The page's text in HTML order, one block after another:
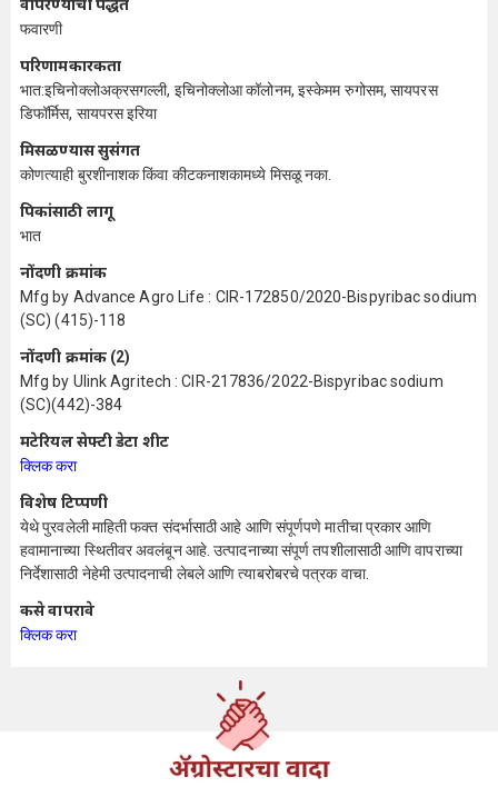
वापरण्याची पद्धत
फवारणी
परिणामकारकता
भात:इचिनोक्लोअक्रसगल्ली, इचिनोक्लोआ कॉलोनम, इस्केमम रुगोसम, सायपरस
डिफॉर्मिस, सायपरस इरिया
मिसळण्यास सुसंगत
कोणत्याही बुरशीनाशक किंवा कीटकनाशकामध्ये मिसळू नका.
पिकांसाठी लागू
भात
नोंदणी क्रमांक
Mfg by Advance Agro Life : CIR-172850/2020-Bispyribac sodium
(SC) (415)-118
नोंदणी क्रमांक (2)
Mfg by Ulink Agritech : CIR-217836/2022-Bispyribac sodium
(SC)(442)-384
मटेरियल सेफ्टी डेटा शीट
क्लिक करा
विशेष टिप्पणी
येथे पुरवलेली माहिती फक्त संदर्भासाठी आहे आणि संपूर्णपणे मातीचा प्रकार आणि
हवामानाच्या स्थितीवर अवलंबून आहे. उत्पादनाच्या संपूर्ण तपशीलासाठी आणि वापराच्या
निर्देशासाठी नेहेमी उत्पादनाची लेबले आणि त्याबरोबरचे पत्रक वाचा.
कसे वापरावे
क्लिक करा